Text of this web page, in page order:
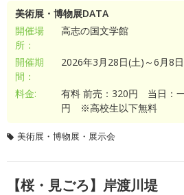
美術展・博物展DATA
開催場
所：
高志の国文学館
開催期
間：
2026年3月28日(土)～6月8
料金:
有料 前売：320円 当日：
円 ※高校生以下無料
美術展・博物展・展示会
【桜・見ごろ】岸渡川堤